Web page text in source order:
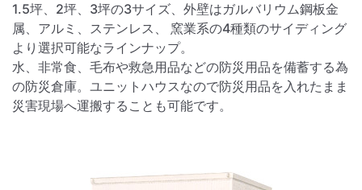
1.5坪、2坪、3坪の3サイズ、外壁はガルバリウム鋼板金
属、アルミ、ステンレス、 窯業系の4種類のサイディング
より選択可能なラインナップ。
水、非常食、毛布や救急用品などの防災用品を備蓄する為
の防災倉庫。ユニットハウスなので防災用品を入れたまま
災害現場へ運搬することも可能です。